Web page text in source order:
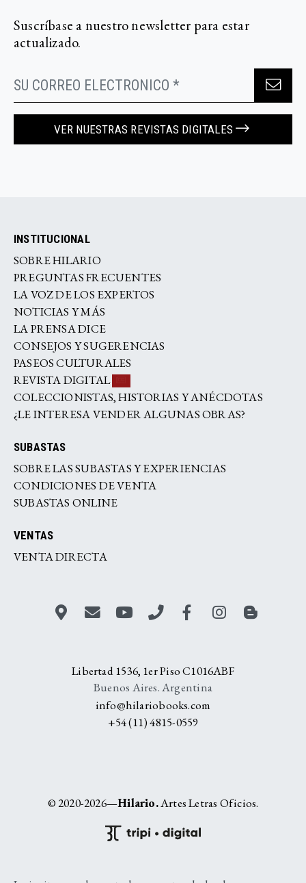
Suscríbase a nuestro newsletter para estar
actualizado.
VER NUESTRAS REVISTAS DIGITALES
INSTITUCIONAL
SOBRE HILARIO
PREGUNTAS FRECUENTES
LA VOZ DE LOS EXPERTOS
NOTICIAS Y MÁS
LA PRENSA DICE
CONSEJOS Y SUGERENCIAS
PASEOS CULTURALES
REVISTA DIGITAL
COLECCIONISTAS, HISTORIAS Y ANÉCDOTAS
¿LE INTERESA VENDER ALGUNAS OBRAS?
SUBASTAS
SOBRE LAS SUBASTAS Y EXPERIENCIAS
CONDICIONES DE VENTA
SUBASTAS ONLINE
VENTAS
VENTA DIRECTA
Libertad 1536, 1er Piso C1016ABF
Buenos Aires. Argentina
info@hilariobooks.com
+54 (11) 4815-0559
© 2020-2026—Hilario.Artes Letras Oficios.